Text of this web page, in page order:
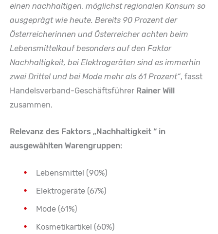
einen nachhaltigen, möglichst regionalen Konsum so
ausgeprägt wie heute. Bereits 90 Prozent der
Österreicherinnen und Österreicher achten beim
Lebensmittelkauf besonders auf den Faktor
Nachhaltigkeit, bei Elektrogeräten sind es immerhin
zwei Drittel und bei Mode mehr als 61 Prozent“, fasst
Handelsverband-Geschäftsführer Rainer Will
zusammen.
Relevanz des Faktors „Nachhaltigkeit “ in
ausgewählten Warengruppen:
Lebensmittel (90%)
Elektrogeräte (67%)
Mode (61%)
Kosmetikartikel (60%)